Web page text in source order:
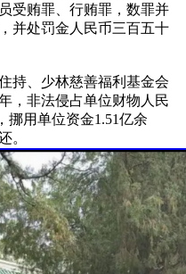
受贿罪、行贿罪，数罪并
并处罚金人民币三百五十
持、少林慈善福利基金会
，非法侵占单位财物人民
挪用单位资金1.51亿余